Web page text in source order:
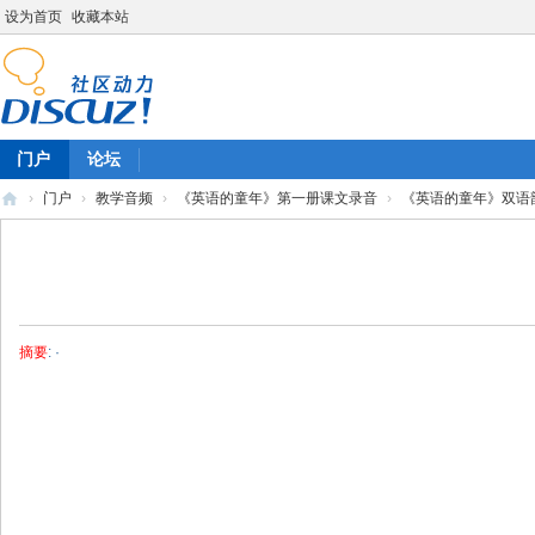
设为首页 收藏本站
门户 论坛
› 门户 › 教学音频 › 《英语的童年》第一册课文录音 › 《英语的童年》双
摘要: ·